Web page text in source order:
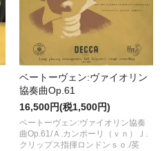
ベートーヴェン:ヴァイオリン
協奏曲Op.61
16,500円(税1,500円)
ベートーヴェン:ヴァイオリン協奏
曲Op.61/Ａ.カンポーリ（ｖｎ）Ｊ.
クリップス指揮ロンドンｓｏ./英